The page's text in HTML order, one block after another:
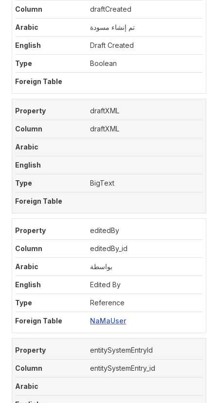
draftCreated
تم إنشاء مسودة
Draft Created
Boolean
draftXML
draftXML
BigText
editedBy
editedBy_id
بواسطة
Edited By
Reference
NaMaUser
entitySystemEntryId
entitySystemEntry_id